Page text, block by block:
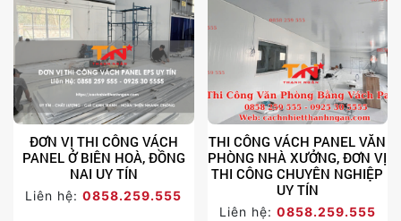
ĐƠN VỊ THI CÔNG VÁCH
PANEL Ở BIÊN HOÀ, ĐỒNG
NAI UY TÍN
Liên hệ:0858.259.555
THI CÔNG VÁCH PANEL VĂN
PHÒNG NHÀ XƯỞNG, ĐƠN VỊ
THI CÔNG CHUYÊN NGHIỆP
UY TÍN
Liên hệ: 0858.259.555